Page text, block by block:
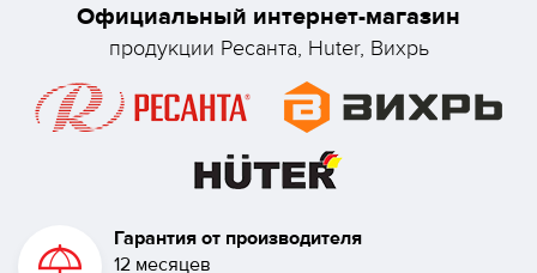
Официальный интернет-магазин
продукции Ресанта, Huter, Вихрь
Гарантия от производителя
12 месяцев